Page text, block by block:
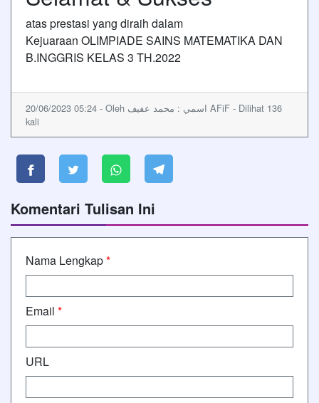
atas prestasi yang diraih dalam
Kejuaraan OLIMPIADE SAINS MATEMATIKA DAN
B.INGGRIS KELAS 3 TH.2022
20/06/2023 05:24 - Oleh اسمي : محمد عفيف AFiF - Dilihat 136
kali
Komentari Tulisan Ini
Nama Lengkap*
Email *
URL